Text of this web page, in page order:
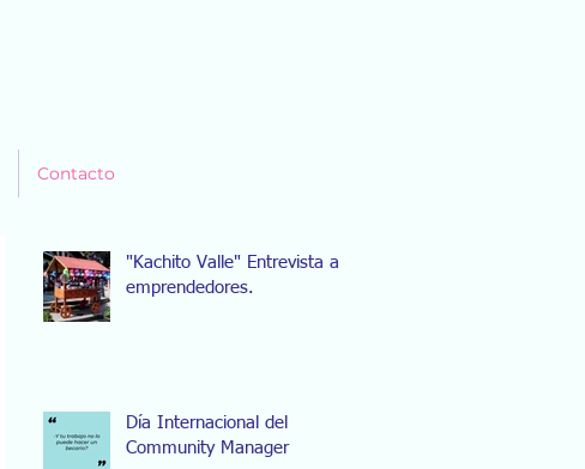
Contacto
"Kachito Valle" Entrevista a
emprendedores.
Día Internacional del
Community Manager